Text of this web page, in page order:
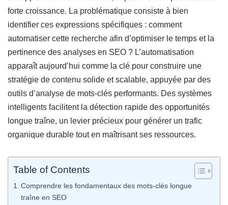
forte croissance. La problématique consiste à bien
identifier ces expressions spécifiques : comment
automatiser cette recherche afin d’optimiser le temps et la
pertinence des analyses en SEO ? L’automatisation
apparaît aujourd’hui comme la clé pour construire une
stratégie de contenu solide et scalable, appuyée par des
outils d’analyse de mots-clés performants. Des systèmes
intelligents facilitent la détection rapide des opportunités
longue traîne, un levier précieux pour générer un trafic
organique durable tout en maîtrisant ses ressources.
Table of Contents
Comprendre les fondamentaux des mots-clés longue
traîne en SEO